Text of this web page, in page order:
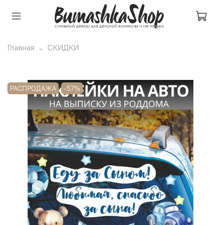
Главная СКИДКИ
РАСПРОДАЖА -57%